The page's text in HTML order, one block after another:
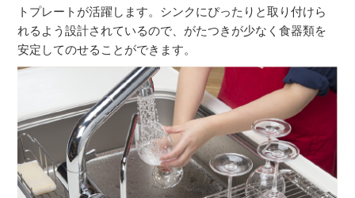
トプレートが活躍します。シンクにぴったりと取り付けら
れるよう設計されているので、がたつきが少なく食器類を
安定してのせることができます。